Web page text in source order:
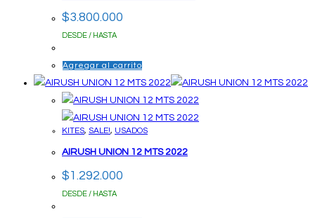
$3.800.000
DESDE / HASTA
Agregar al carrito
KITES, SALE!, USADOS
AIRUSH UNION 12 MTS 2022
$1.292.000
DESDE / HASTA